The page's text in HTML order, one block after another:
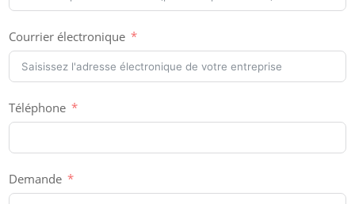
Courrier électronique
Téléphone
Demande